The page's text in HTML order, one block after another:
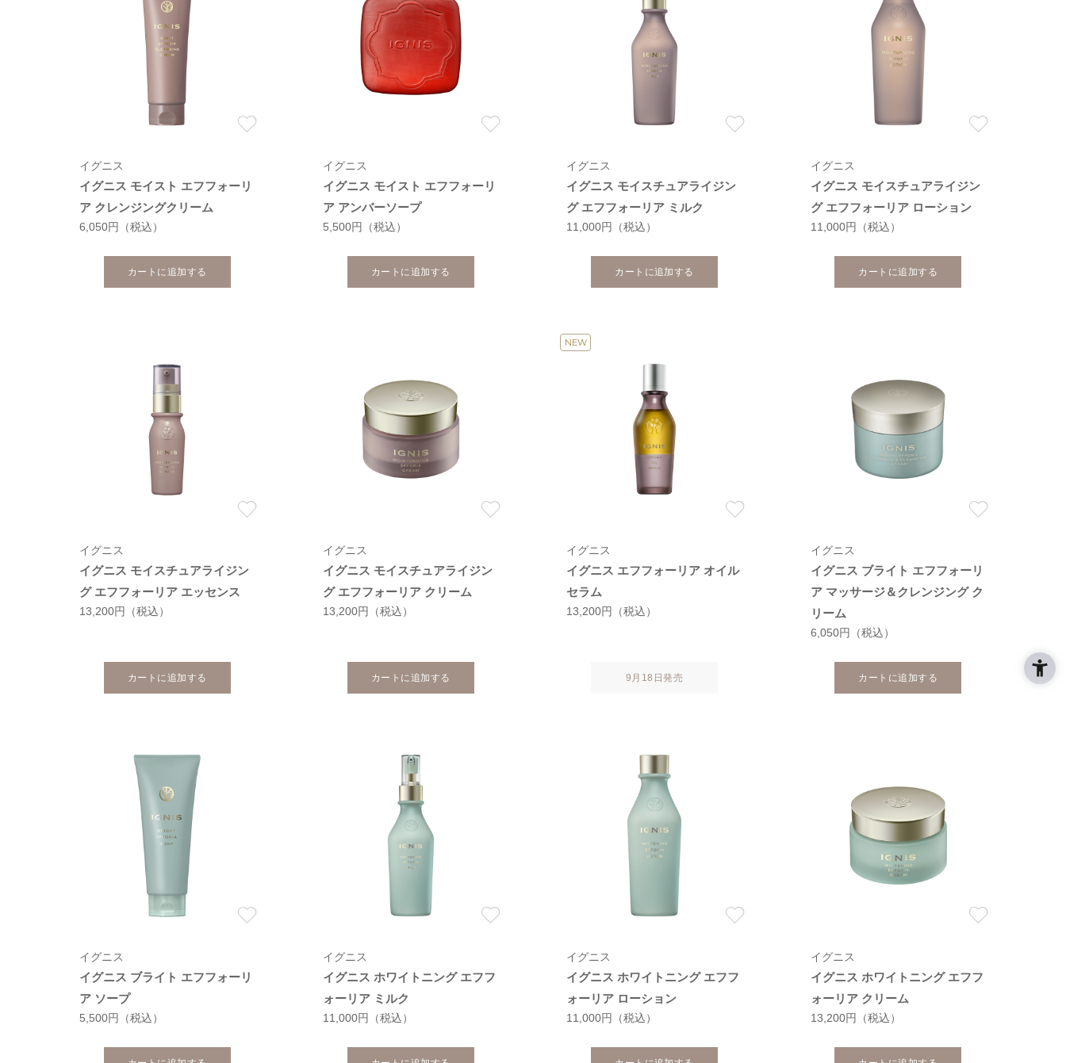
イグニス
イグニス モイスト エフフォーリ
ア クレンジングクリーム
6,050円 （税込）
カートに追加する
イグニス
イグニス モイスト エフフォーリ
ア アンバーソープ
5,500円 （税込）
カートに追加する
イグニス
イグニス モイスチュアライジン
グ エフフォーリア ミルク
11,000円 （税込）
カートに追加する
イグニス
イグニス モイスチュアライジン
グ エフフォーリア ローション
11,000円 （税込）
カートに追加する
イグニス
イグニス モイスチュアライジン
グ エフフォーリア エッセンス
13,200円 （税込）
カートに追加する
イグニス
イグニス モイスチュアライジン
グ エフフォーリア クリーム
13,200円 （税込）
カートに追加する
NEW
イグニス
イグニス エフフォーリア オイル
セラム
13,200円 （税込）
9月18日発売
イグニス
イグニス ブライト エフフォーリ
ア マッサージ＆クレンジング ク
リーム
6,050円 （税込）
カートに追加する
イグニス
イグニス ブライト エフフォーリ
ア ソープ
5,500円 （税込）
イグニス
イグニス ホワイトニング エフフ
ォーリア ミルク
11,000円 （税込）
イグニス
イグニス ホワイトニング エフフ
ォーリア ローション
11,000円 （税込）
イグニス
イグニス ホワイトニング エフフ
ォーリア クリーム
13,200円 （税込）